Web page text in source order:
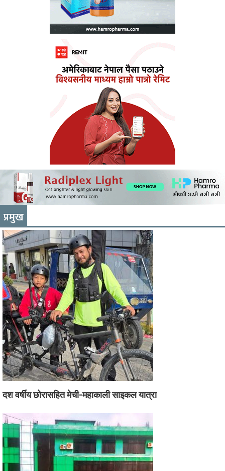
प्रमुख
दश वर्षीय छोरासहित मेची-महाकाली साइकल यात्रा